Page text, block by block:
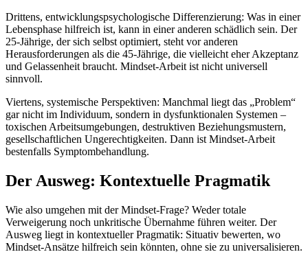
Drittens, entwicklungspsychologische Differenzierung: Was in einer
Lebensphase hilfreich ist, kann in einer anderen schädlich sein. Der
25-Jährige, der sich selbst optimiert, steht vor anderen
Herausforderungen als die 45-Jährige, die vielleicht eher Akzeptanz
und Gelassenheit braucht. Mindset-Arbeit ist nicht universell
sinnvoll.
Viertens, systemische Perspektiven: Manchmal liegt das „Problem“
gar nicht im Individuum, sondern in dysfunktionalen Systemen –
toxischen Arbeitsumgebungen, destruktiven Beziehungsmustern,
gesellschaftlichen Ungerechtigkeiten. Dann ist Mindset-Arbeit
bestenfalls Symptombehandlung.
Der Ausweg: Kontextuelle Pragmatik
Wie also umgehen mit der Mindset-Frage? Weder totale
Verweigerung noch unkritische Übernahme führen weiter. Der
Ausweg liegt in kontextueller Pragmatik: Situativ bewerten, wo
Mindset-Ansätze hilfreich sein könnten, ohne sie zu universalisieren.